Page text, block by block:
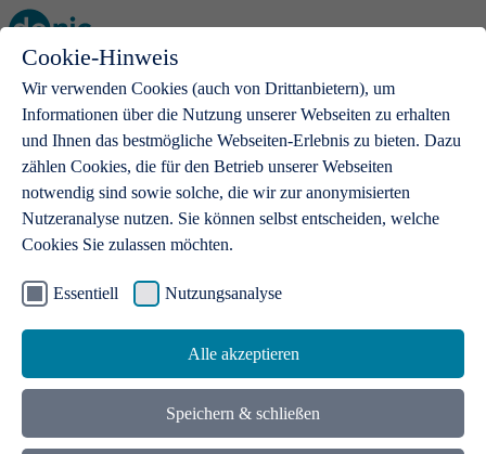
Cookie-Hinweis
Wir verwenden Cookies (auch von Drittanbietern), um
Informationen über die Nutzung unserer Webseiten zu erhalten
und Ihnen das bestmögliche Webseiten-Erlebnis zu bieten. Dazu
zählen Cookies, die für den Betrieb unserer Webseiten
notwendig sind sowie solche, die wir zur anonymisierten
Nutzeranalyse nutzen. Sie können selbst entscheiden, welche
Cookies Sie zulassen möchten.
Essentiell Nutzungsanalyse
Alle akzeptieren
Speichern & schließen
Open main menu
.de-Domains
Mit einer .de-Domain erhalten Ideen eine Bühne